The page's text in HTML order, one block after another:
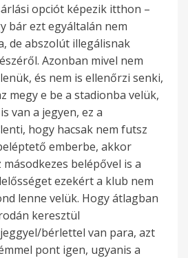
opciót képezik itthon –
bár ezt egyáltalán nem
de abszolút illegálisnak
Azonban mivel nem
és nem is ellenőrzi senki,
megy e be a stadionba velük,
van a jegyen, ez a
hogy hacsak nem futsz
emberbe, akkor
belépővel is a
ezekért a klub nem
lenne velük. Hogy átlagban
keresztül
bérlettel van para, azt
pont igen, ugyanis a